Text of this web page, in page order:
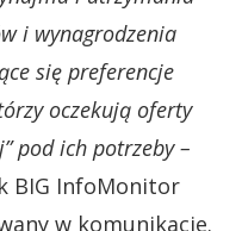
i wynagrodzenia
się preferencje
oczekują oferty
pod ich potrzeby –
BIG InfoMonitor
w komunikacie.